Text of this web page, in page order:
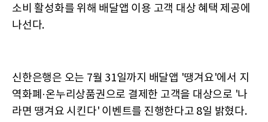
소비 활성화를 위해 배달앱 이용 고객 대상 혜택 제공에
나선다.
신한은행은 오는 7월 31일까지 배달앱 '땡겨요'에서 지
역화폐·온누리상품권으로 결제한 고객을 대상으로 '나
라면 땡겨요 시킨다' 이벤트를 진행한다고 8일 밝혔다.